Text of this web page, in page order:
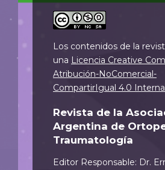
Los contenidos de la
una Licencia Creative
Atribución-NoComercial-
CompartirIgual 4.0
Revista de la
Argentina de
Traumatología
Editor Responsable: Dr.